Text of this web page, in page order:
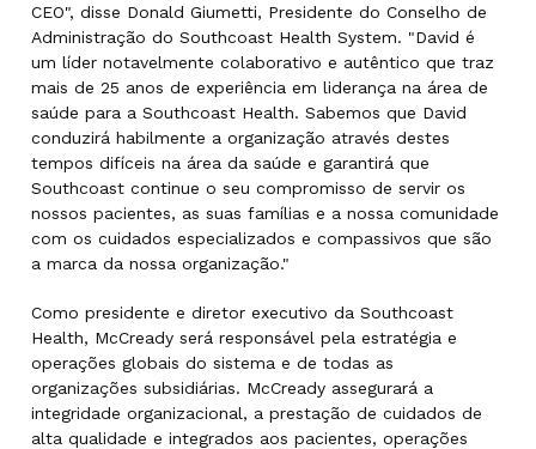
CEO", disse Donald Giumetti, Presidente do Conselho de
Administração do Southcoast Health System. "David é
um líder notavelmente colaborativo e autêntico que traz
mais de 25 anos de experiência em liderança na área de
saúde para a Southcoast Health. Sabemos que David
conduzirá habilmente a organização através destes
tempos difíceis na área da saúde e garantirá que
Southcoast continue o seu compromisso de servir os
nossos pacientes, as suas famílias e a nossa comunidade
com os cuidados especializados e compassivos que são
a marca da nossa organização."
Como presidente e diretor executivo da Southcoast
Health, McCready será responsável pela estratégia e
operações globais do sistema e de todas as
organizações subsidiárias. McCready assegurará a
integridade organizacional, a prestação de cuidados de
alta qualidade e integrados aos pacientes, operações